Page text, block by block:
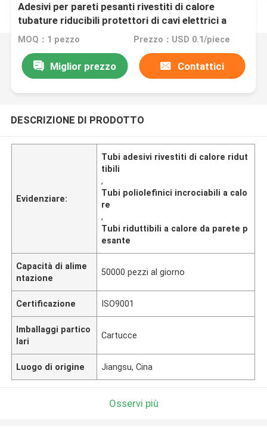
Adesivi per pareti pesanti rivestiti di calore
tubature riducibili protettori di cavi elettrici a
poliolefina incrociati
MOQ：1 pezzo Prezzo：USD 0.1/piece
Miglior prezzo Contattici
DESCRIZIONE DI PRODOTTO
Evidenziare:
Tubi adesivi rivestiti di calore ridut
tibili
,
Tubi poliolefinici incrociabili a calo
re
,
Tubi riduttibili a calore da parete p
esante
Capacità di alime
ntazione
50000 pezzi al giorno
Certificazione ISO9001
Imballaggi partico
lari
Cartucce
Luogo di origine Jiangsu, Cina
Osservi più